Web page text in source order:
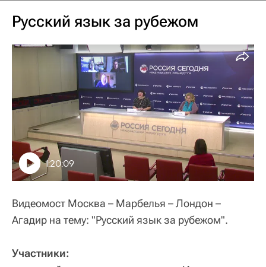
Русский язык за рубежом
1:20:09
Видеомост Москва – Марбелья – Лондон –
Агадир на тему: "Русский язык за рубежом".
Участники: